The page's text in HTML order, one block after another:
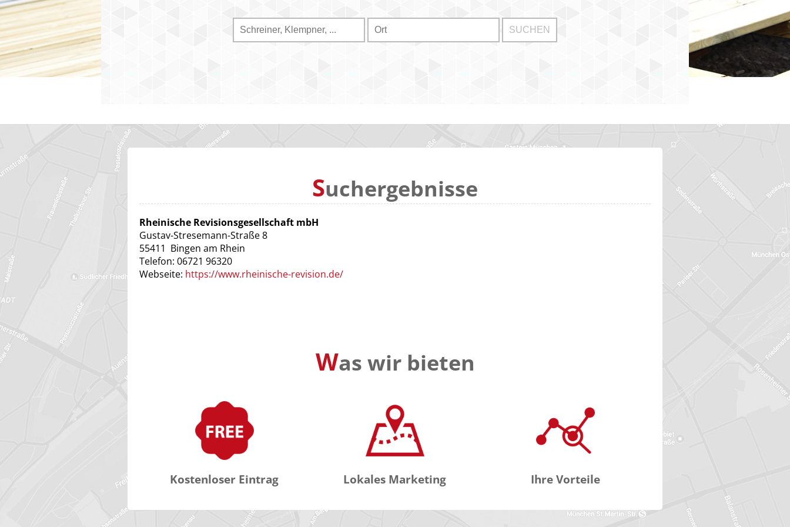
Suchergebnisse
Rheinische Revisionsgesellschaft mbH
Gustav-Stresemann-Straße 8
55411 Bingen am Rhein
Telefon: 06721 96320
Webseite: https://www.rheinische-revision.de/
Was wir bieten
Kostenloser Eintrag Lokales Marketing Ihre Vorteile